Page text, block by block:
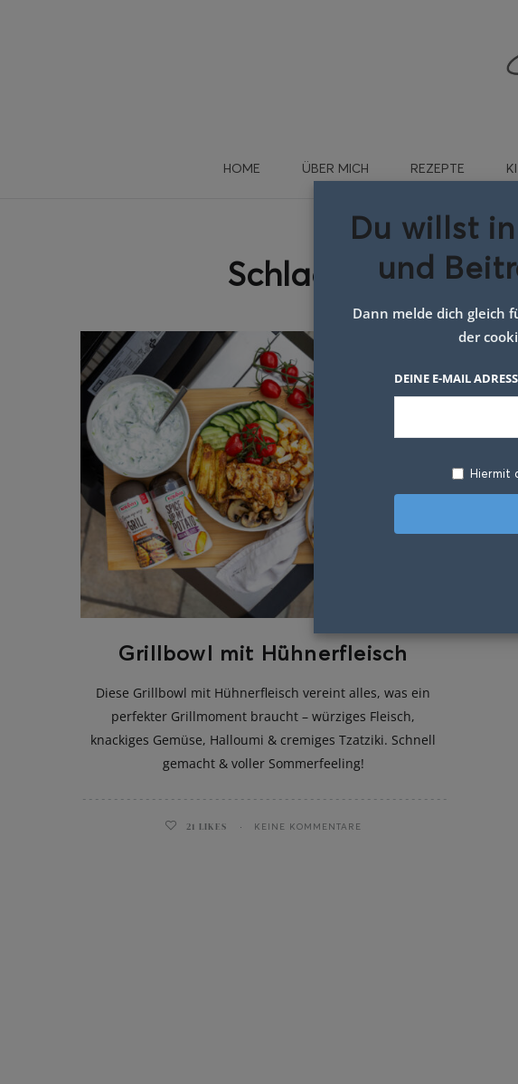
HOME ÜBER MICH REZEPTE
Schlagwort:
Grillbowl mit Hühnerfleisch
Diese Grillbowl mit Hühnerfleisch vereint alles, was ein
perfekter Grillmoment braucht – würziges Fleisch,
knackiges Gemüse, Halloumi & cremiges Tzatziki. Schnell
gemacht & voller Sommerfeeling!
21 LIKES KEINE KOMMENTARE
Du willst
und
Dann melde dich gleich
der
DEINE E-MAIL
Hiermit